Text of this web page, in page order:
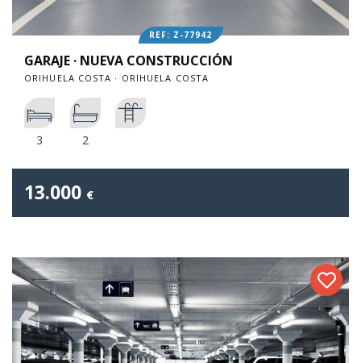
REF: Z-77942
GARAJE · NUEVA CONSTRUCCIÓN
ORIHUELA COSTA · ORIHUELA COSTA
3 2
13.000 €